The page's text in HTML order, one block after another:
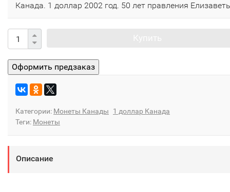
Канада. 1 доллар 2002 год. 50 лет правления
Категории: Монеты Канады
1 доллар Канада
Теги: Монеты
Описание